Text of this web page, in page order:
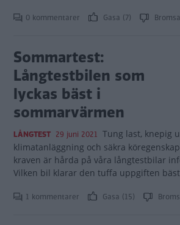
0 kommentarer Gasa (7)
Sommartest:
Långtestbilen som
lyckas bäst i
sommarvärmen
LÅNGTEST 29 juni 2021 Tung last, knepig
klimatanläggning och säkra
kraven är hårda på våra långtestbilar
Vilken bil klarar den tuffa uppgiften
1 kommentarer Gasa (15)